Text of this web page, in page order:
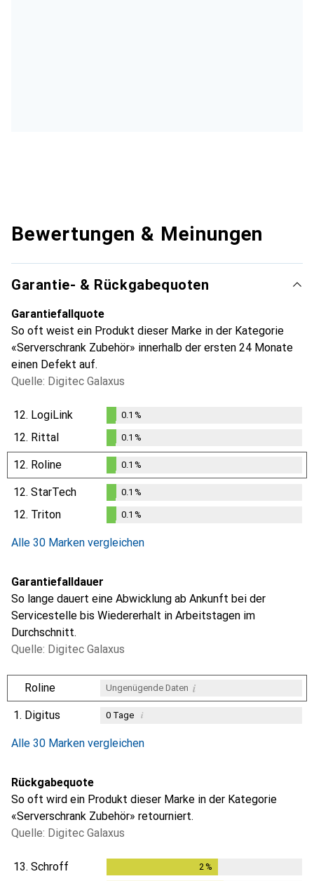
Bewertungen & Meinungen
Garantie- & Rückgabequoten
Garantiefallquote
So oft weist ein Produkt dieser Marke in der Kategorie
«Serverschrank Zubehör» innerhalb der ersten 24 Monate
einen Defekt auf.
Quelle: Digitec Galaxus
12. LogiLink
%
0.1 %
12. Rittal
0.1%
0.1 %
12. Roline
0.1%
0.1 %
12. StarTech
%
0.1 %
12. Triton 0.1 %
Alle 30 Marken vergleichen
Garantiefalldauer
So lange dauert eine Abwicklung ab Ankunft bei der
Servicestelle bis Wiedererhalt in Arbeitstagen im
Durchschnitt.
Quelle: Digitec Galaxus
Roline Ungenügende Daten i
1. Digitus 0Tage i
Alle 30 Marken vergleichen
Rückgabequote
So oft wird ein Produkt dieser Marke in der Kategorie
«Serverschrank Zubehör» retourniert.
Quelle: Digitec Galaxus
13. Schroff 2 %